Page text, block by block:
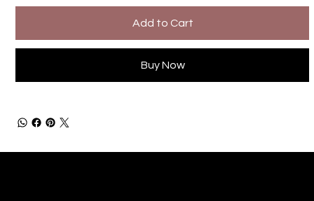
Add to Cart
Buy Now